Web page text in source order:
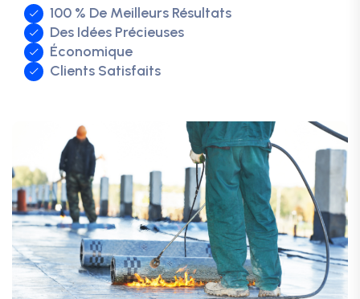
100 % De Meilleurs Résultats
Des Idées Précieuses
Économique
Clients Satisfaits